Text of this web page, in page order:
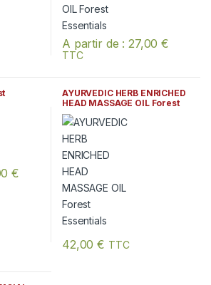
variations. Les options peuvent être
A partir de :27,00€
TTC
Ce produit a plusieurs
€
variations. Les options peuvent être
AYURVEDIC HERB ENRICHED
HEAD MASSAGE OIL Forest
Essentials
42,00€ TTC